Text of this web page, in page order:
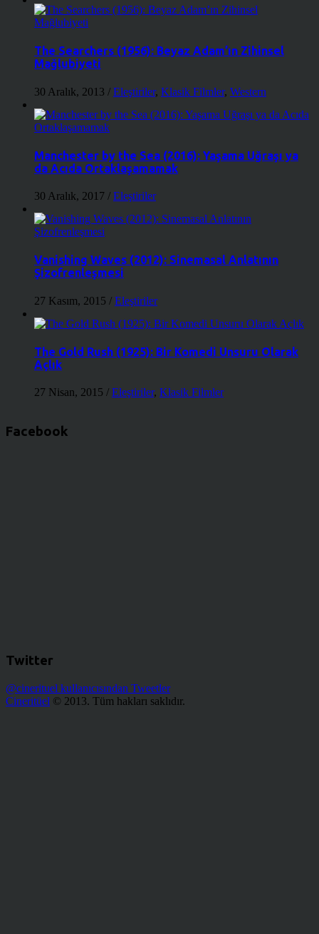
The Searchers (1956): Beyaz Adam’ın Zihinsel
Mağlubiyeti
30 Aralık, 2013 / Eleştiriler, Klasik Filmler, Western
Manchester by the Sea (2016): Yaşama Uğraşı ya
da Acıda Ortaklaşamamak
30 Aralık, 2017 / Eleştiriler
Vanishing Waves (2012): Sinemasal Anlatının
Şizofrenleşmesi
27 Kasım, 2015 / Eleştiriler
The Gold Rush (1925): Bir Komedi Unsuru Olarak
Açlık
27 Nisan, 2015 / Eleştiriler, Klasik Filmler
Facebook
Twitter
@cinerituel kullanıcısından Tweetler
Cineritüel © 2013. Tüm hakları saklıdır.